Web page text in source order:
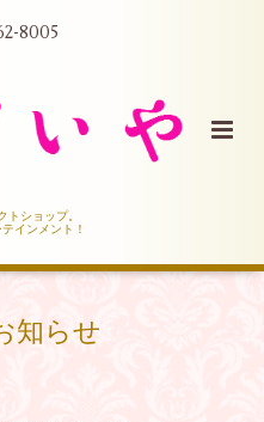
8005
トショップ。
インメント！
知らせ